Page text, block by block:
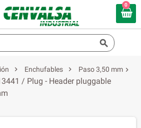
0

 Enchufables 
Paso 3,50 mm 
/ Plug - Header pluggable